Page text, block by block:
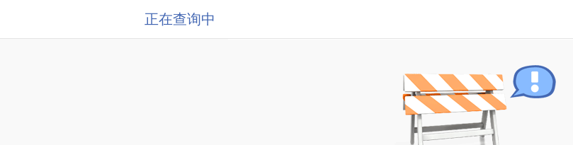
正在查询中